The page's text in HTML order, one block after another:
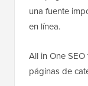
una fuente
en línea.
All in One
páginas de